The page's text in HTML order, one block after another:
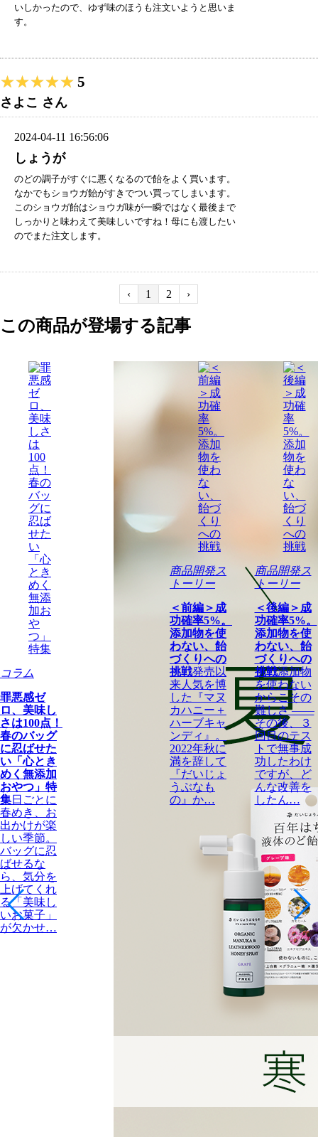
いしかったので、ゆず味のほうも注文いようと思いま
す。
★★★★★
★★★★★ 5
さよこ さん
2024-04-11 16:56:06
しょうが
のどの調子がすぐに悪くなるので飴をよく買います。
なかでもショウガ飴がすきでつい買ってしまいます。
このショウガ飴はショウガ味が一瞬ではなく最後まで
しっかりと味わえて美味しいですね！母にも渡したい
のでまた注文します。
‹ 1 2 ›
この商品が登場する記事
コラム
罪悪感ゼ
ロ、美味し
さは100点！
春のバッグ
に忍ばせた
い「心とき
めく無添加
おやつ」特
集日ごとに
春めき、お
出かけが楽
しい季節。
バッグに忍
ばせるな
ら、気分を
上げてくれ
る「美味し
いお菓子」
が欠かせ…
商品開発ス
トーリー
＜前編＞成
功確率5%。
添加物を使
わない、飴
づくりへの
挑戦発売以
来人気を博
した『マヌ
カハニー＋
ハーブキャ
ンディ』。
2022年秋に
満を辞して
『だいじょ
うぶなも
の』か…
商品開発ス
トーリー
＜後編＞成
功確率5%。
添加物を使
わない、飴
づくりへの
挑戦添加物
を使わない
からこその
難しさ ——
その後、３
回目のテス
トで無事成
功したわけ
ですが、ど
んな改善を
したん…